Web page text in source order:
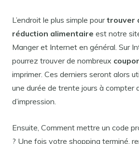
L’endroit le plus simple pourtrouver
réduction alimentaire est notre
Manger et Internet en général. Sur
pourrez trouver de nombreux
imprimer. Ces derniers seront alors
une durée de trente jours à compter
d’impression.
Ensuite, Comment mettre un code
? Une fois votre shopping terminé,